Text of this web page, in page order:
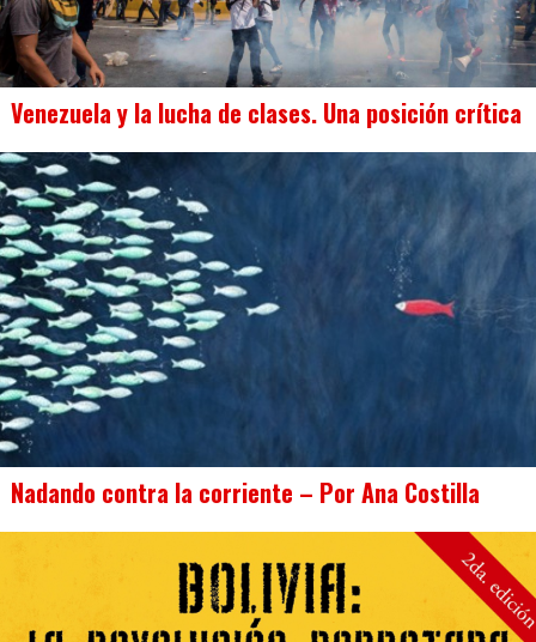
Venezuela y la lucha de clases. Una posición crítica
Nadando contra la corriente – Por Ana Costilla